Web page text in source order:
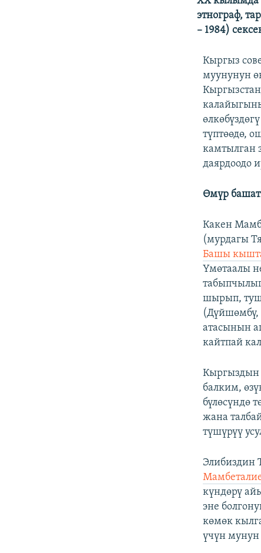
этнограф,
– 1984)
Кыргыз
муунунун
түптөөдө,
камтылган
даярдоодо
Өмүр
Какен
(мурдагы
Башы
Үмөтаалы
шырып, туш
(Дүйшөмбү,
атасынын
кайтпай
Кыргыздын
балким,
бүлөсүндө
жана
түшүрүү
Элибиздин
күндөрү
эне
көмөк
үчүн мунун